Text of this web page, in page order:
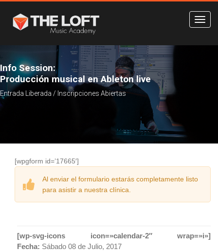
Info Session:
Producción musical en Ableton live
Entrada Liberada / Inscripciones Abiertas
[wpgform id=’17665′]
Al enviar el formulario estarás completamente listo
para asistir a nuestra clínica.
[wp-svg-icons icon=»calendar-2″ wrap=»i»]
Fecha: Sábado 08 de Julio, 2017